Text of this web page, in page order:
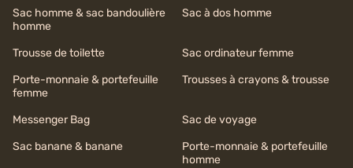
Sac homme & sac bandoulière
homme
Sac à dos homme
Trousse de toilette
Sac ordinateur femme
Porte-monnaie & portefeuille
femme
Trousses à crayons & trousse
Messenger Bag
Sac de voyage
Sac banane & banane
Porte-monnaie & portefeuille
homme